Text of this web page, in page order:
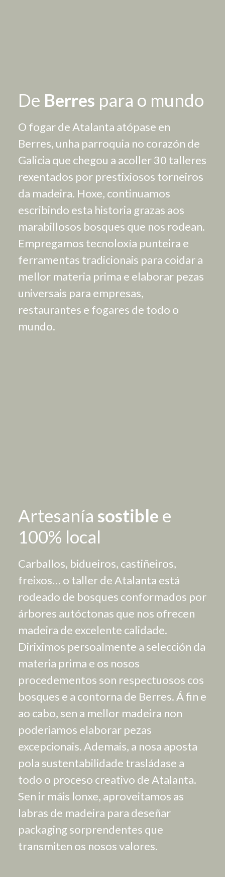
De Berres para o mundo
O fogar de Atalanta atópase en
Berres, unha parroquia no corazón de
Galicia que chegou a acoller 30 talleres
rexentados por prestixiosos torneiros
da madeira. Hoxe, continuamos
escribindo esta historia grazas aos
marabillosos bosques que nos rodean.
Empregamos tecnoloxía punteira e
ferramentas tradicionais para coidar a
mellor materia prima e elaborar pezas
universais para empresas,
restaurantes e fogares de todo o
mundo.
Artesanía sostible e
100% local
Carballos, bidueiros, castiñeiros,
freixos… o taller de Atalanta está
rodeado de bosques conformados por
árbores autóctonas que nos ofrecen
madeira de excelente calidade.
Diriximos persoalmente a selección da
materia prima e os nosos
procedementos son respectuosos cos
bosques e a contorna de Berres. Á fin e
ao cabo, sen a mellor madeira non
poderiamos elaborar pezas
excepcionais. Ademais, a nosa aposta
pola sustentabilidade trasládase a
todo o proceso creativo de Atalanta.
Sen ir máis lonxe, aproveitamos as
labras de madeira para deseñar
packaging sorprendentes que
transmiten os nosos valores.